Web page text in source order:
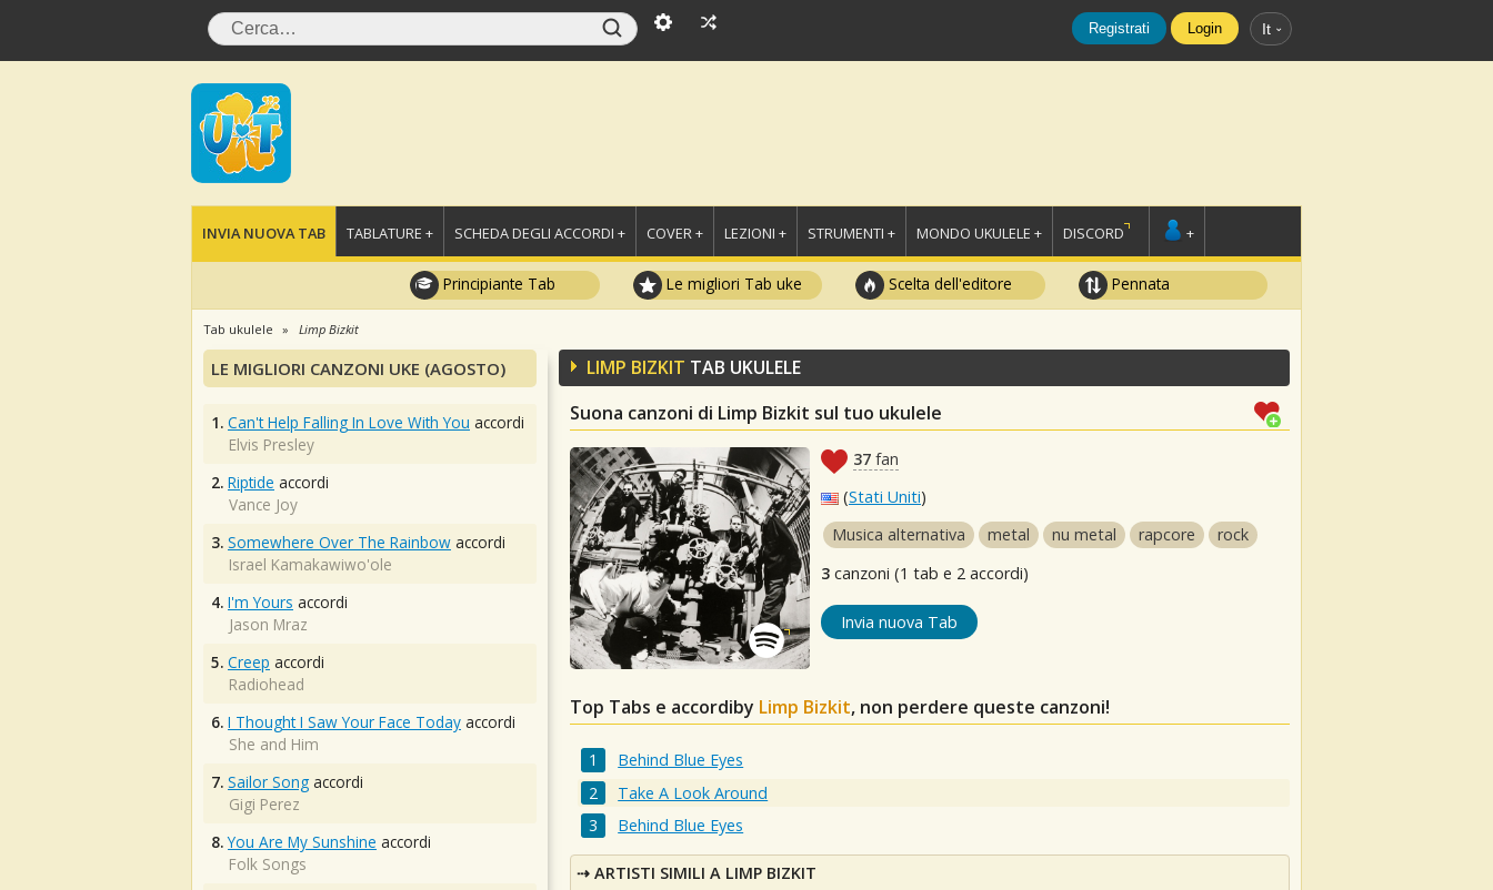
Registrati Login It
INVIA NUOVA TAB TABLATURE + SCHEDA DEGLI ACCORDI + COVER + LEZIONI + STRUMENTI + MONDO UKULELE + DISCORD +
Principiante Tab Le migliori Tab uke Scelta dell'editore Pennata
Tab ukulele Limp Bizkit
LIMP BIZKIT TAB UKULELE
Suona canzoni di Limp Bizkit sul tuo ukulele
37 fan
(Stati Uniti)
Musica alternativa
metal nu metal rapcore
rock
3 canzoni (1 tab e 2 accordi)
Invia nuova Tab
Top Tabs e accordiby Limp Bizkit, non perdere queste canzoni!
Behind Blue Eyes
Take A Look Around
Behind Blue Eyes
ARTISTI SIMILI A LIMP BIZKIT
LE MIGLIORI CANZONI UKE (AGOSTO)
1. Can't Help Falling In Love With You accordi
Elvis Presley
2. Riptide accordi
Vance Joy
3. Somewhere Over The Rainbow accordi
Israel Kamakawiwo'ole
4. I'm Yours accordi
Jason Mraz
5. Creep accordi
Radiohead
6. I Thought I Saw Your Face Today accordi
She and Him
7. Sailor Song accordi
Gigi Perez
8. You Are My Sunshine accordi
Folk Songs